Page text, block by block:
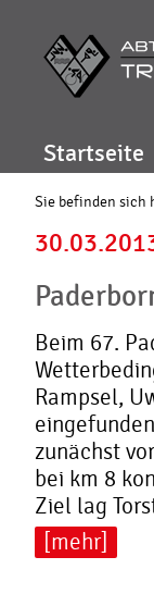
Startseite
Sie befinden sich
Beim 67.
Rampsel,
zunächst
bei km 8
Ziel lag
[mehr]